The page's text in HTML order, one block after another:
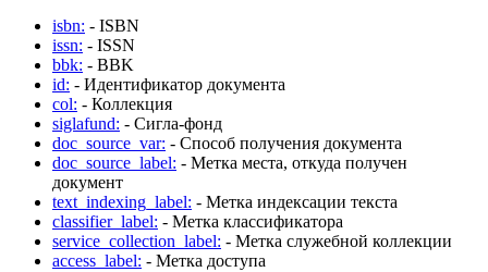
isbn: - ISBN
issn: - ISSN
bbk: - BBK
id: - Идентификатор документа
col: - Коллекция
siglafund: - Сигла-фонд
doc_source_var: - Способ получения документа
doc_source_label: - Метка места, откуда получен
документ
text_indexing_label: - Метка индексации текста
classifier_label: - Метка классификатора
service_collection_label: - Метка служебной коллекции
access_label: - Метка доступа